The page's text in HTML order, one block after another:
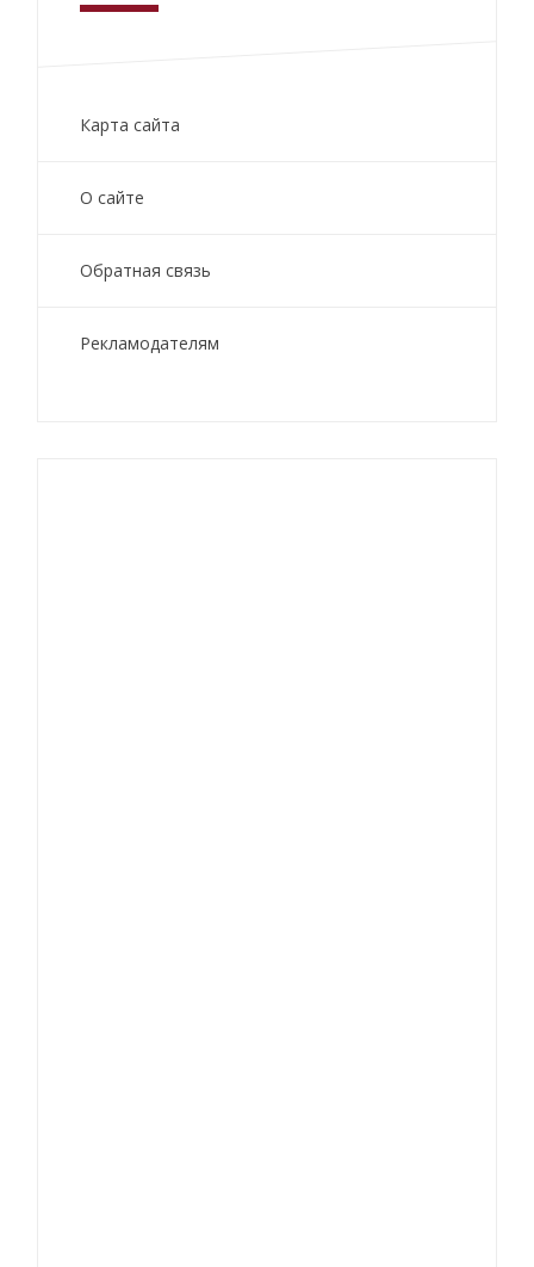
Карта сайта
О сайте
Обратная связь
Рекламодателям